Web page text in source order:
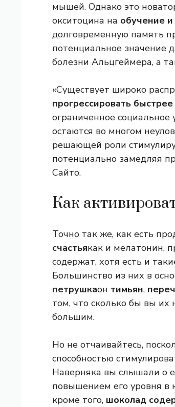
мышей. Однако это
окситоцина на обучение
долговременную память
потенциальное значение
болезни Альцгеймера, а
«Существует широко
прогрессировать
ограниченное социальное
остаются во многом
решающей роли
потенциально замедляя
Сайто.
Как
Точно так же, как есть
счастьякак и мелатонин,
содержат, хотя есть и
Большинство из них в
петрушкаон тимьян,
том, что сколько бы вы их
большим.
Но не отчаивайтесь,
способностью
Наверняка вы слышали о
повышением его уровня в
кроме того, шоколад